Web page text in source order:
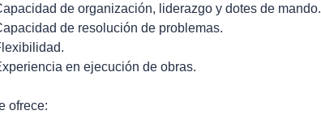
de organización, liderazgo y dotes de mando.
de resolución de problemas.
en ejecución de obras.
ofrece: